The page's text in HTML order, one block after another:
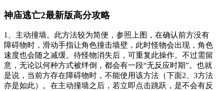
神庙逃亡2最新版高分攻略
1、主动撞墙。此方法较为简便，参照上图，在确认前方没有
障碍物时，滑动手指让角色撞击墙壁，此时怪物会出现，角色
速度也会随之减缓。待怪物消失后，可重复此操作。不过需留
意，无论以何种方式被绊倒，都会有一段“无反应时期”。也就
是说，当前方存在障碍物时，不能使用该方法（下面2、3方法
亦是如此）。在主动撞墙之后，若立即点击跳跃，是不会有反